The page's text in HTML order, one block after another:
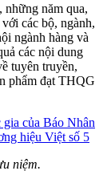
năm qua,
các bộ, ngành,
ngành hàng và
các nội dung
tuyên truyền,
phẩm đạt THQG
niệm.